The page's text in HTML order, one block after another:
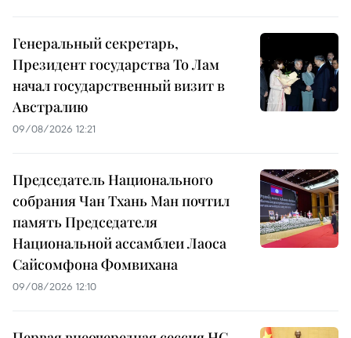
Генеральный секретарь,
Президент государства То Лам
начал государственный визит в
Австралию
09/08/2026 12:21
Председатель Национального
собрания Чан Тхань Ман почтил
память Председателя
Национальной ассамблеи Лаоса
Сайсомфона Фомвихана
09/08/2026 12:10